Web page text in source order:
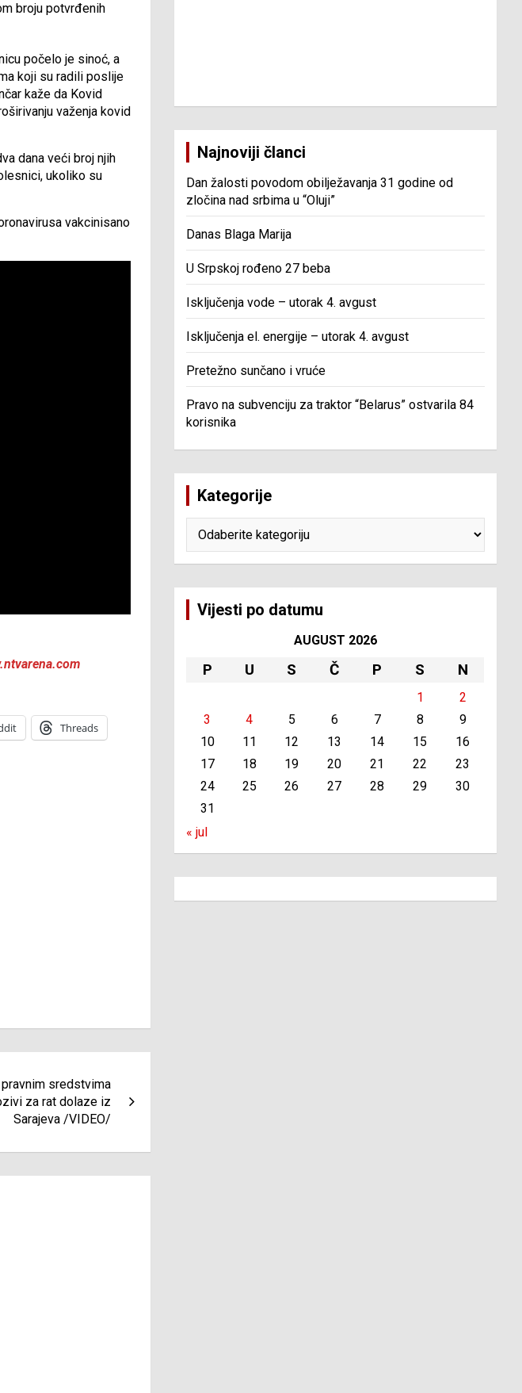
broju potvrđenih
počelo je sinoć, a
koji su radili poslije
kaže da Kovid
važenja kovid
dana veći broj njih
ukoliko su
vakcinisano
Threads
sredstvima
za rat dolaze iz
Sarajeva /VIDEO/
Najnoviji članci
Dan žalosti povodom obilježavanja 31 godine od
zločina nad srbima u “Oluji”
Danas Blaga Marija
U Srpskoj rođeno 27 beba
Isključenja vode – utorak 4. avgust
Isključenja el. energije – utorak 4. avgust
Pretežno sunčano i vruće
Pravo na subvenciju za traktor “Belarus” ostvarila 84
korisnika
Kategorije
Vijesti po datumu
AUGUST 2026
P U S Č P S N
1
2
3
4 5 6 7 8
9
10
11 12 13 14 15
16
17
18 19 20 21 22
23
24
25 26 27 28 29
30
31
« jul